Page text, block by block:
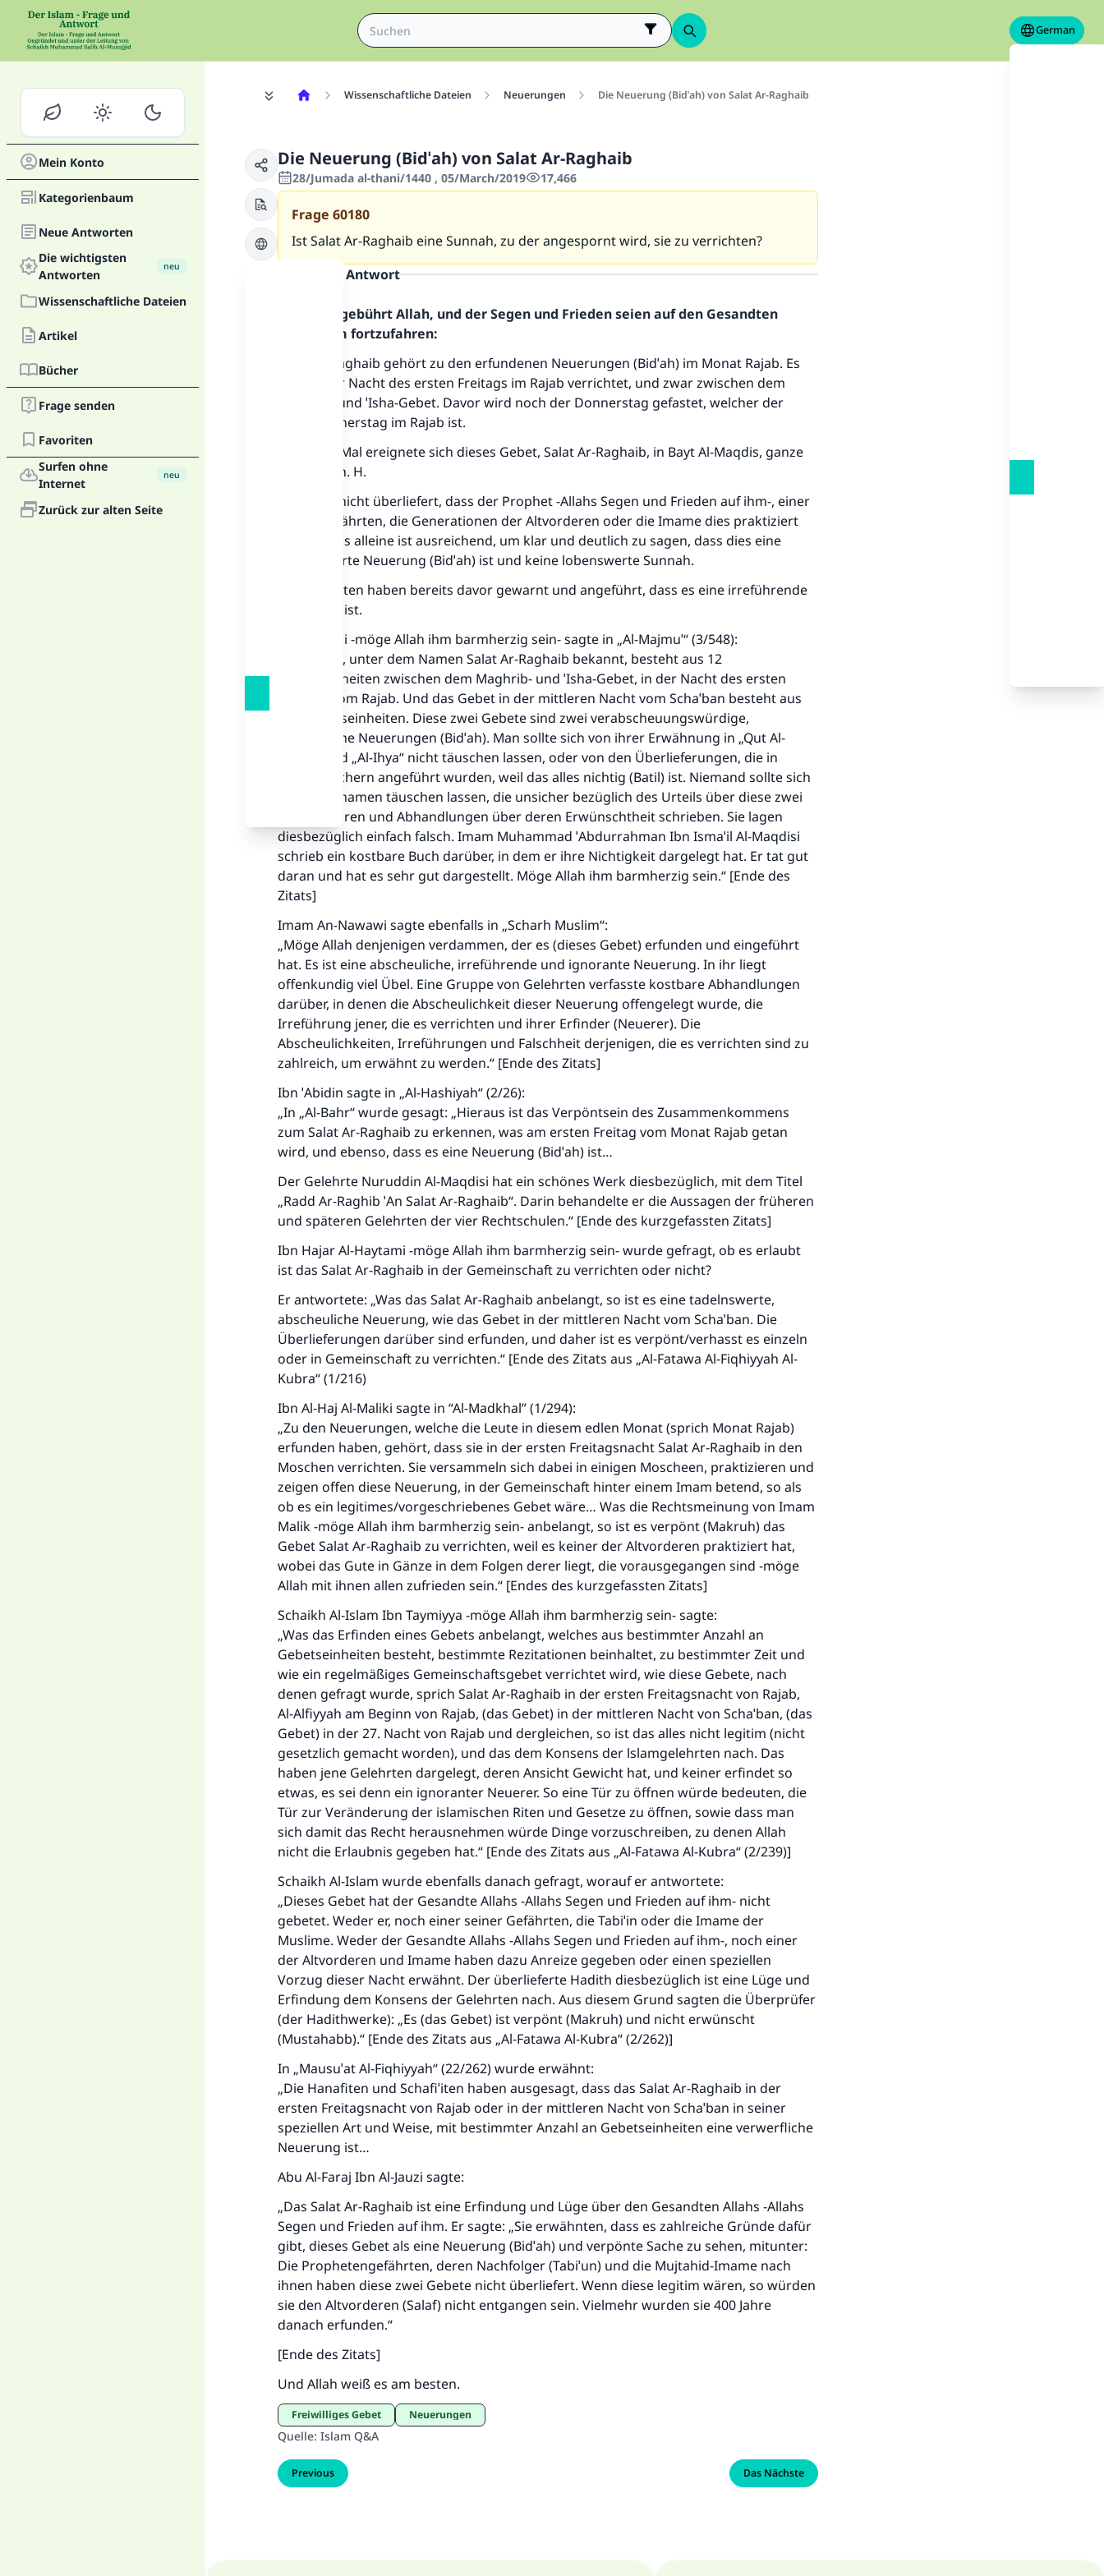
German
Mein Konto
Kategorienbaum
Neue Antworten
Die wichtigsten
Antworten
neu
Wissenschaftliche Dateien
Artikel
Bücher
Frage senden
Favoriten
Surfen ohne
Internet
neu
Zurück zur alten Seite
Wissenschaftliche Dateien Neuerungen Die Neuerung (Bidˈah) von Salat Ar-Raghaib
Die Neuerung (Bidˈah) von Salat Ar-Raghaib
28/Jumada al-thani/1440 , 05/March/2019 17,466
Frage 60180
Ist Salat Ar-Raghaib eine Sunnah, zu der angespornt wird, sie zu verrichten?
Inhalt der Antwort
Alles Lob gebührt Allah, und der Segen und Frieden seien auf den Gesandten
Allahs. Um fortzufahren:
Salat Ar-Raghaib gehört zu den erfundenen Neuerungen (Bidˈah) im Monat Rajab. Es
wird in der Nacht des ersten Freitags im Rajab verrichtet, und zwar zwischen dem
Maghrib- und ˈIsha-Gebet. Davor wird noch der Donnerstag gefastet, welcher der
erste Donnerstag im Rajab ist.
Das erste Mal ereignete sich dieses Gebet, Salat Ar-Raghaib, in Bayt Al-Maqdis, ganze
480 Jahre n. H.
Es wurde nicht überliefert, dass der Prophet -Allahs Segen und Frieden auf ihm-, einer
seiner Gefährten, die Generationen der Altvorderen oder die Imame dies praktiziert
haben. Dies alleine ist ausreichend, um klar und deutlich zu sagen, dass dies eine
tadelnswerte Neuerung (Bidˈah) ist und keine lobenswerte Sunnah.
Die Gelehrten haben bereits davor gewarnt und angeführt, dass es eine irreführende
Neuerung ist.
An-Nawawi -möge Allah ihm barmherzig sein- sagte in „Al-Majmuˈ“ (3/548):
Das Gebet, unter dem Namen Salat Ar-Raghaib bekannt, besteht aus 12
Gebetseinheiten zwischen dem Maghrib- und ˈIsha-Gebet, in der Nacht des ersten
Freitags vom Rajab. Und das Gebet in der mittleren Nacht vom Schaˈban besteht aus
100 Gebetseinheiten. Diese zwei Gebete sind zwei verabscheuungswürdige,
verwerfliche Neuerungen (Bidˈah). Man sollte sich von ihrer Erwähnung in „Qut Al-
Qulub“ und „Al-Ihya“ nicht täuschen lassen, oder von den Überlieferungen, die in
diesen Büchern angeführt wurden, weil das alles nichtig (Batil) ist. Niemand sollte sich
von den Imamen täuschen lassen, die unsicher bezüglich des Urteils über diese zwei
Gebete waren und Abhandlungen über deren Erwünschtheit schrieben. Sie lagen
diesbezüglich einfach falsch. Imam Muhammad ˈAbdurrahman Ibn Ismaˈil Al-Maqdisi
schrieb ein kostbare Buch darüber, in dem er ihre Nichtigkeit dargelegt hat. Er tat gut
daran und hat es sehr gut dargestellt. Möge Allah ihm barmherzig sein.“ [Ende des
Zitats]
Imam An-Nawawi sagte ebenfalls in „Scharh Muslim“:
„Möge Allah denjenigen verdammen, der es (dieses Gebet) erfunden und eingeführt
hat. Es ist eine abscheuliche, irreführende und ignorante Neuerung. In ihr liegt
offenkundig viel Übel. Eine Gruppe von Gelehrten verfasste kostbare Abhandlungen
darüber, in denen die Abscheulichkeit dieser Neuerung offengelegt wurde, die
Irreführung jener, die es verrichten und ihrer Erfinder (Neuerer). Die
Abscheulichkeiten, Irreführungen und Falschheit derjenigen, die es verrichten sind zu
zahlreich, um erwähnt zu werden.“ [Ende des Zitats]
Ibn ˈAbidin sagte in „Al-Hashiyah“ (2/26):
„In „Al-Bahr“ wurde gesagt: „Hieraus ist das Verpöntsein des Zusammenkommens
zum Salat Ar-Raghaib zu erkennen, was am ersten Freitag vom Monat Rajab getan
wird, und ebenso, dass es eine Neuerung (Bidˈah) ist…
Der Gelehrte Nuruddin Al-Maqdisi hat ein schönes Werk diesbezüglich, mit dem Titel
„Radd Ar-Raghib ˈAn Salat Ar-Raghaib“. Darin behandelte er die Aussagen der früheren
und späteren Gelehrten der vier Rechtschulen.“ [Ende des kurzgefassten Zitats]
Ibn Hajar Al-Haytami -möge Allah ihm barmherzig sein- wurde gefragt, ob es erlaubt
ist das Salat Ar-Raghaib in der Gemeinschaft zu verrichten oder nicht?
Er antwortete: „Was das Salat Ar-Raghaib anbelangt, so ist es eine tadelnswerte,
abscheuliche Neuerung, wie das Gebet in der mittleren Nacht vom Schaˈban. Die
Überlieferungen darüber sind erfunden, und daher ist es verpönt/verhasst es einzeln
oder in Gemeinschaft zu verrichten.“ [Ende des Zitats aus „Al-Fatawa Al-Fiqhiyyah Al-
Kubra“ (1/216)
Ibn Al-Haj Al-Maliki sagte in “Al-Madkhal” (1/294):
„Zu den Neuerungen, welche die Leute in diesem edlen Monat (sprich Monat Rajab)
erfunden haben, gehört, dass sie in der ersten Freitagsnacht Salat Ar-Raghaib in den
Moschen verrichten. Sie versammeln sich dabei in einigen Moscheen, praktizieren und
zeigen offen diese Neuerung, in der Gemeinschaft hinter einem Imam betend, so als
ob es ein legitimes/vorgeschriebenes Gebet wäre… Was die Rechtsmeinung von Imam
Malik -möge Allah ihm barmherzig sein- anbelangt, so ist es verpönt (Makruh) das
Gebet Salat Ar-Raghaib zu verrichten, weil es keiner der Altvorderen praktiziert hat,
wobei das Gute in Gänze in dem Folgen derer liegt, die vorausgegangen sind -möge
Allah mit ihnen allen zufrieden sein.“ [Endes des kurzgefassten Zitats]
Schaikh Al-Islam Ibn Taymiyya -möge Allah ihm barmherzig sein- sagte:
„Was das Erfinden eines Gebets anbelangt, welches aus bestimmter Anzahl an
Gebetseinheiten besteht, bestimmte Rezitationen beinhaltet, zu bestimmter Zeit und
wie ein regelmäßiges Gemeinschaftsgebet verrichtet wird, wie diese Gebete, nach
denen gefragt wurde, sprich Salat Ar-Raghaib in der ersten Freitagsnacht von Rajab,
Al-Alfiyyah am Beginn von Rajab, (das Gebet) in der mittleren Nacht von Schaˈban, (das
Gebet) in der 27. Nacht von Rajab und dergleichen, so ist das alles nicht legitim (nicht
gesetzlich gemacht worden), und das dem Konsens der lslamgelehrten nach. Das
haben jene Gelehrten dargelegt, deren Ansicht Gewicht hat, und keiner erfindet so
etwas, es sei denn ein ignoranter Neuerer. So eine Tür zu öffnen würde bedeuten, die
Tür zur Veränderung der islamischen Riten und Gesetze zu öffnen, sowie dass man
sich damit das Recht herausnehmen würde Dinge vorzuschreiben, zu denen Allah
nicht die Erlaubnis gegeben hat.“ [Ende des Zitats aus „Al-Fatawa Al-Kubra“ (2/239)]
Schaikh Al-Islam wurde ebenfalls danach gefragt, worauf er antwortete:
„Dieses Gebet hat der Gesandte Allahs -Allahs Segen und Frieden auf ihm- nicht
gebetet. Weder er, noch einer seiner Gefährten, die Tabiˈin oder die Imame der
Muslime. Weder der Gesandte Allahs -Allahs Segen und Frieden auf ihm-, noch einer
der Altvorderen und Imame haben dazu Anreize gegeben oder einen speziellen
Vorzug dieser Nacht erwähnt. Der überlieferte Hadith diesbezüglich ist eine Lüge und
Erfindung dem Konsens der Gelehrten nach. Aus diesem Grund sagten die Überprüfer
(der Hadithwerke): „Es (das Gebet) ist verpönt (Makruh) und nicht erwünscht
(Mustahabb).“ [Ende des Zitats aus „Al-Fatawa Al-Kubra“ (2/262)]
In „Mausuˈat Al-Fiqhiyyah“ (22/262) wurde erwähnt:
„Die Hanafiten und Schafiˈiten haben ausgesagt, dass das Salat Ar-Raghaib in der
ersten Freitagsnacht von Rajab oder in der mittleren Nacht von Schaˈban in seiner
speziellen Art und Weise, mit bestimmter Anzahl an Gebetseinheiten eine verwerfliche
Neuerung ist…
Abu Al-Faraj Ibn Al-Jauzi sagte:
„Das Salat Ar-Raghaib ist eine Erfindung und Lüge über den Gesandten Allahs -Allahs
Segen und Frieden auf ihm. Er sagte: „Sie erwähnten, dass es zahlreiche Gründe dafür
gibt, dieses Gebet als eine Neuerung (Bidˈah) und verpönte Sache zu sehen, mitunter:
Die Prophetengefährten, deren Nachfolger (Tabiˈun) und die Mujtahid-Imame nach
ihnen haben diese zwei Gebete nicht überliefert. Wenn diese legitim wären, so würden
sie den Altvorderen (Salaf) nicht entgangen sein. Vielmehr wurden sie 400 Jahre
danach erfunden.“
[Ende des Zitats]
Und Allah weiß es am besten.
Freiwilliges Gebet Neuerungen
Quelle: Islam Q&A
Previous Das Nächste
Die Antwort Nr. 110845 rettete eine Ehe.
Unterstütze die Arbeit von Islam Q&A
"Wer zum Guten aufruft, hat den Lohn desjenigen, der sie
durchführt."
(MUSLIM 1893)
Beitrag dazu